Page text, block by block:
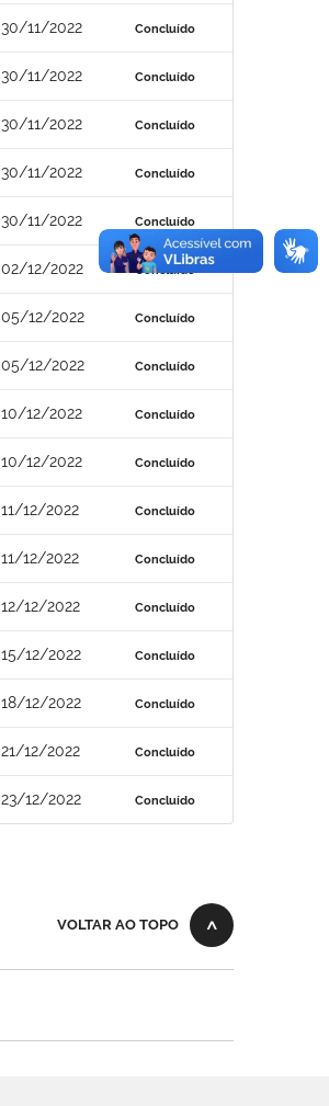
30/11/2022 Concluído
30/11/2022 Concluído
30/11/2022 Concluído
30/11/2022 Concluído
30/11/2022 Concluído
02/12/2022 Concluído
05/12/2022 Concluído
05/12/2022 Concluído
10/12/2022 Concluído
10/12/2022 Concluído
11/12/2022 Concluído
11/12/2022 Concluído
12/12/2022 Concluído
15/12/2022 Concluído
18/12/2022 Concluído
21/12/2022 Concluído
23/12/2022 Concluído
VOLTAR AO TOPO